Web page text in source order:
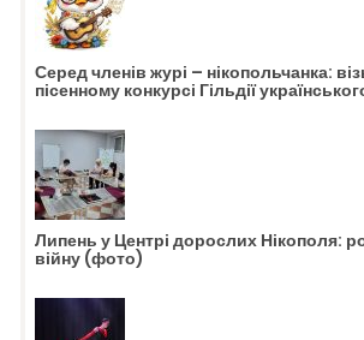
Серед членів журі – нікопольчанка:
пісенному конкурсі Гільдії
Липень у Центрі дорослих Нікополя:
війну (фото)